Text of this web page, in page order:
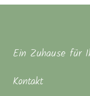
Ein Zuhause für
Kontakt